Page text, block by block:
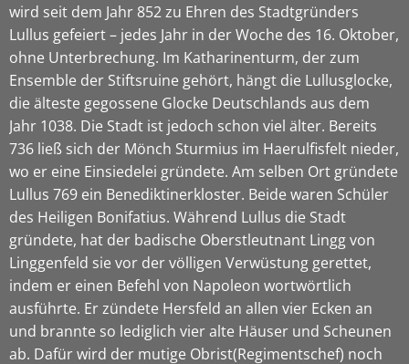
wird seit dem Jahr 852 zu Ehren des Stadtgründers
Lullus gefeiert – jedes Jahr in der Woche des 16. Oktober,
ohne Unterbrechung. Im Katharinenturm, der zum
Ensemble der Stiftsruine gehört, hängt die Lullusglocke,
die älteste gegossene Glocke Deutschlands aus dem
Jahr 1038. Die Stadt ist jedoch schon viel älter. Bereits
736 ließ sich der Mönch Sturmius im Haerulfisfelt nieder,
wo er eine Einsiedelei gründete. Am selben Ort gründete
Lullus 769 ein Benediktinerkloster. Beide waren Schüler
des Heiligen Bonifatius. Während Lullus die Stadt
gründete, hat der badische Oberstleutnant Lingg von
Linggenfeld sie vor der völligen Verwüstung gerettet,
indem er einen Befehl von Napoleon wortwörtlich
ausführte. Er zündete Hersfeld an allen vier Ecken an
und brannte so lediglich vier alte Häuser und Scheunen
ab. Dafür wird der mutige Obrist(Regimentschef) noch